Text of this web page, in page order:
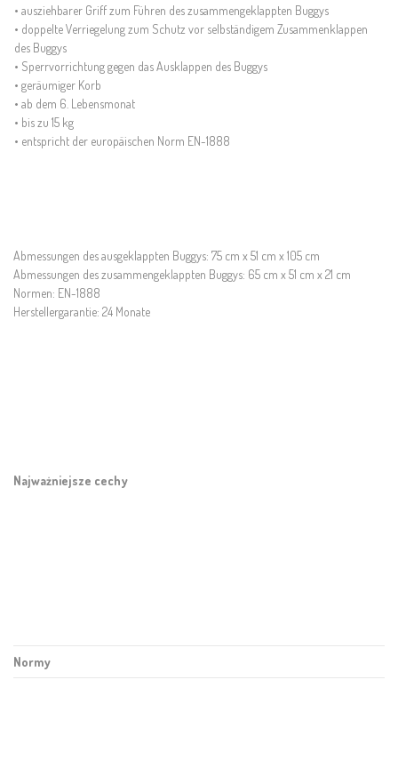
• ausziehbarer Griff zum Führen des zusammengeklappten Buggys
• doppelte Verriegelung zum Schutz vor selbständigem Zusammenklappen
des Buggys
• Sperrvorrichtung gegen das Ausklappen des Buggys
• geräumiger Korb
• ab dem 6. Lebensmonat
• bis zu 15 kg
• entspricht der europäischen Norm EN-1888
Abmessungen des ausgeklappten Buggys: 75 cm x 51 cm x 105 cm
Abmessungen des zusammengeklappten Buggys: 65 cm x 51 cm x 21 cm
Normen: EN-1888
Herstellergarantie: 24 Monate
Najważniejsze cechy
Normy